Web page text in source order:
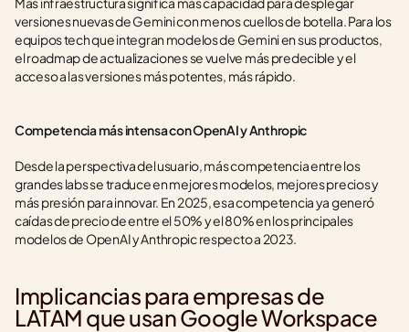
versiones nuevas de Gemini con menos cuellos de botella. Para los
equipos tech que integran modelos de Gemini en sus productos,
el roadmap de actualizaciones se vuelve más predecible y el
acceso a las versiones más potentes, más rápido.
Competencia más intensa con OpenAI y Anthropic
Desde la perspectiva del usuario, más competencia entre los
grandes labs se traduce en mejores modelos, mejores precios y
más presión para innovar. En 2025, esa competencia ya generó
caídas de precio de entre el 50% y el 80% en los principales
modelos de OpenAI y Anthropic respecto a 2023.
Implicancias para empresas de
LATAM que usan Google Workspace